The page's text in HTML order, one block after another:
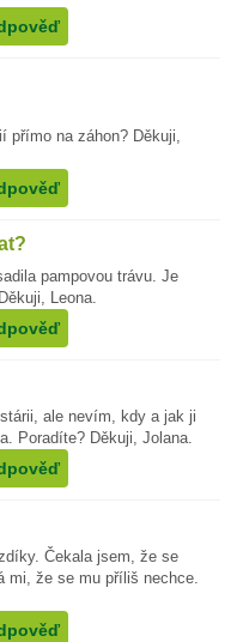
přímo na záhon? Děkuji,
pampovou trávu. Je
Leona.
ale nevím, kdy a jak ji
Poradíte? Děkuji, Jolana.
Čekala jsem, že se
mi, že se mu příliš nechce.